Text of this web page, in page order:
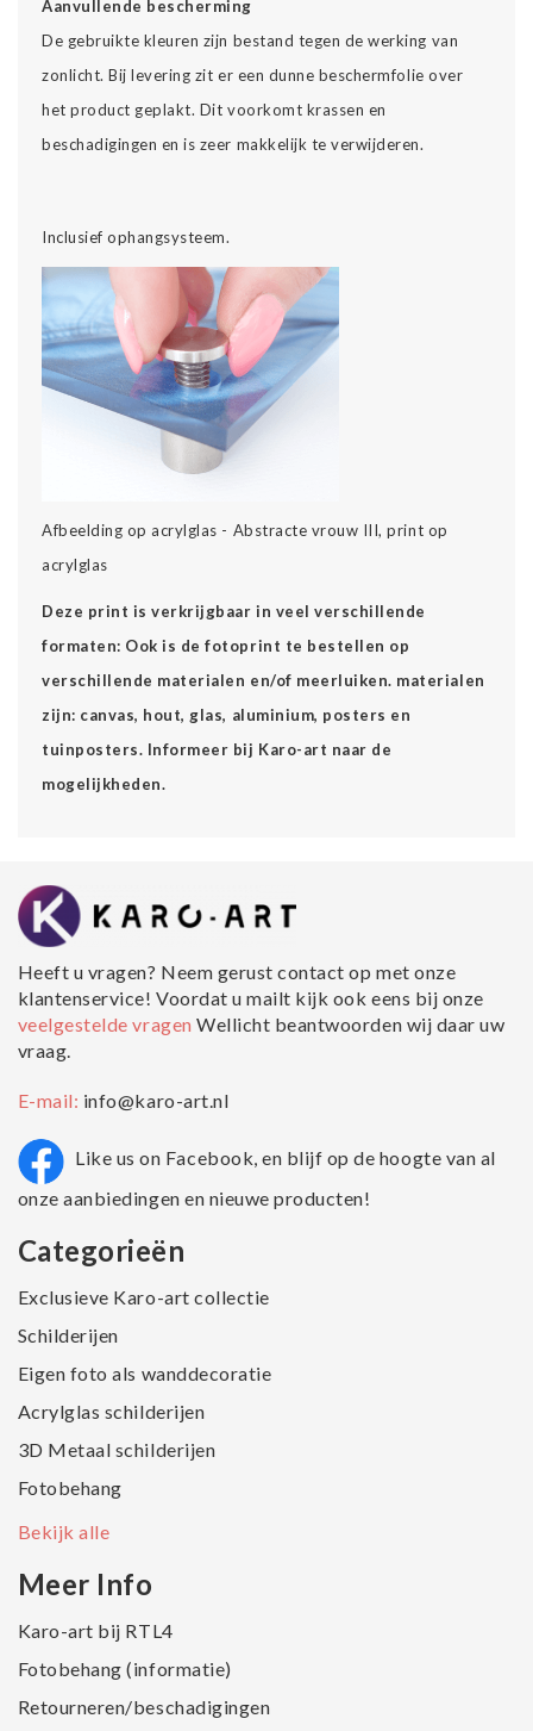
Aanvullende bescherming
De gebruikte kleuren zijn bestand tegen de werking van
zonlicht. Bij levering zit er een dunne beschermfolie over
het product geplakt. Dit voorkomt krassen en
beschadigingen en is zeer makkelijk te verwijderen.
Inclusief ophangsysteem.
Afbeelding op acrylglas - Abstracte vrouw III, print op
acrylglas
Deze print is verkrijgbaar in veel verschillende
formaten: Ook is de fotoprint te bestellen op
verschillende materialen en/of meerluiken. materialen
zijn: canvas, hout, glas, aluminium, posters en
tuinposters. Informeer bij Karo-art naar de
mogelijkheden.
Heeft u vragen? Neem gerust contact op met onze
klantenservice! Voordat u mailt kijk ook eens bij onze
veelgestelde vragenWellicht beantwoorden wij daar uw
vraag.
E-mail: info@karo-art.nl
Like us on Facebook, en blijf op de hoogte van al
onze aanbiedingen en nieuwe producten!
Categorieën
Exclusieve Karo-art collectie
Schilderijen
Eigen foto als wanddecoratie
Acrylglas schilderijen
3D Metaal schilderijen
Fotobehang
Bekijk alle
Meer Info
Karo-art bij RTL4
Fotobehang (informatie)
Retourneren/beschadigingen